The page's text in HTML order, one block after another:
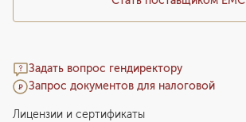
Задать вопрос гендиректору
Запрос документов для налоговой
Лицензии и сертификаты